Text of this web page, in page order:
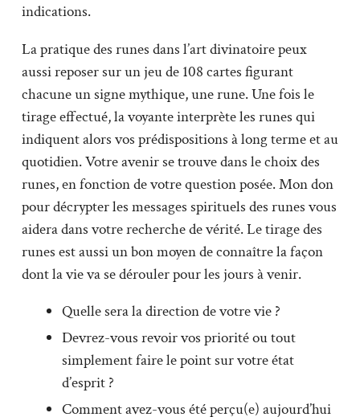
indications.
La pratique des runes dans l’art divinatoire peux
aussi reposer sur un jeu de 108 cartes figurant
chacune un signe mythique, une rune. Une fois le
tirage effectué, la voyante interprète les runes qui
indiquent alors vos prédispositions à long terme et au
quotidien. Votre avenir se trouve dans le choix des
runes, en fonction de votre question posée. Mon don
pour décrypter les messages spirituels des runes vous
aidera dans votre recherche de vérité. Le tirage des
runes est aussi un bon moyen de connaître la façon
dont la vie va se dérouler pour les jours à venir.
Quelle sera la direction de votre vie ?
Devrez-vous revoir vos priorité ou tout
simplement faire le point sur votre état
d’esprit ?
Comment avez-vous été perçu(e) aujourd’hui